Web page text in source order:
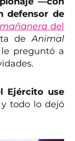
defensor de
mañanera del
deAnimal
preguntó a
Ejército use
todo lo dejó